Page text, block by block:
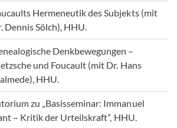
Hermeneutik des Subjekts (mit
Dennis Sölch), HHU.
Denkbewegungen –
und Foucault (mit Dr. Hans
HHU.
zu „Basisseminar: Immanuel
– Kritik der Urteilskraft”, HHU.